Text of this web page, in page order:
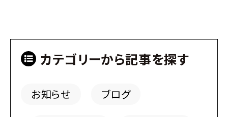
カテゴリーから記事を探す
お知らせ ブログ